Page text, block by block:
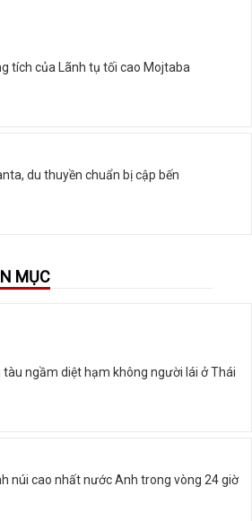
tích của Lãnh tụ tối cao Mojtaba
du thuyền chuẩn bị cập bến
MỤC
tàu ngầm diệt hạm không người lái ở Thái
núi cao nhất nước Anh trong vòng 24 giờ